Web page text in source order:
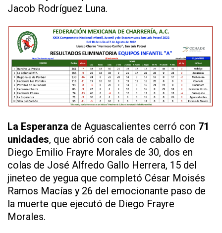
Jacob Rodríguez Luna.
La Esperanza de Aguascalientes cerró con 71
unidades, que abrió con cala de caballo de
Diego Emilio Frayre Morales de 30, dos en
colas de José Alfredo Gallo Herrera, 15 del
jineteo de yegua que completó César Moisés
Ramos Macías y 26 del emocionante paso de
la muerte que ejecutó de Diego Frayre
Morales.